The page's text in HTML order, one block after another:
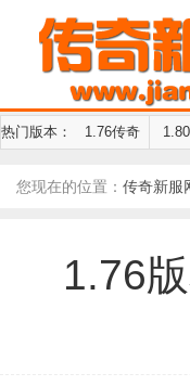
热门版本： 1.76传奇
您现在的位置： 传奇新服
1.76